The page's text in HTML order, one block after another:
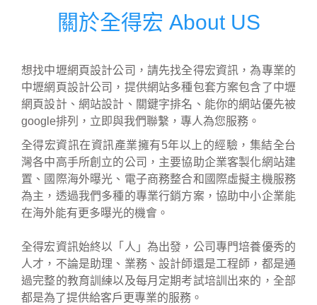
關於全得宏 About US
想找中壢網頁設計公司，請先找全得宏資訊，為專業的
中壢網頁設計公司，提供網站多種包套方案包含了中壢
網頁設計、網站設計、關鍵字排名、能你的網站優先被
google排列，立即與我們聯繫，專人為您服務。
全得宏資訊在資訊產業擁有5年以上的經驗，集結全台
灣各中高手所創立的公司，主要協助企業客製化網站建
置、國際海外曝光、電子商務整合和國際虛擬主機服務
為主，透過我們多種的專業行銷方案，協助中小企業能
在海外能有更多曝光的機會。
全得宏資訊始終以「人」為出發，公司專門培養優秀的
人才，不論是助理、業務、設計師還是工程師，都是通
過完整的教育訓練以及每月定期考試培訓出來的，全部
都是為了提供給客戶更專業的服務。